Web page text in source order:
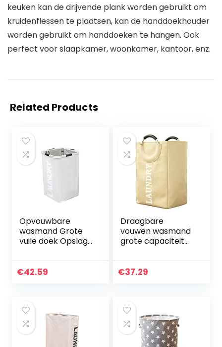
keuken kan de drijvende plank worden gebruikt om
kruidenflessen te plaatsen, kan de handdoekhouder
worden gebruikt om handdoeken te hangen. Ook
perfect voor slaapkamer, woonkamer, kantoor, enz.
Related Products
Opvouwbare
wasmand Grote
vuile doek Opslag
Wasserij Hemper
€42.59
Draagbare
vouwen wasmand
grote capaciteit
linnen opslag
€37.29